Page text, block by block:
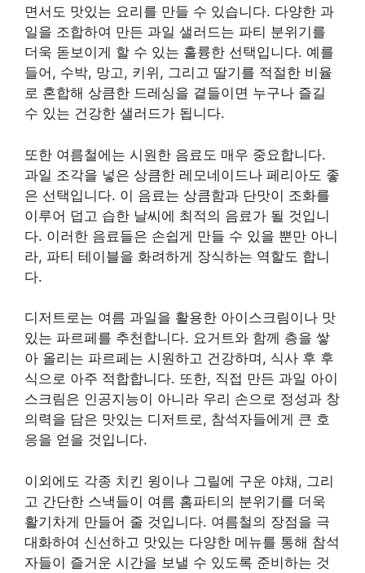
면서도 맛있는 요리를 만들 수 있습니다. 다양한 과
일을 조합하여 만든 과일 샐러드는 파티 분위기를
더욱 돋보이게 할 수 있는 훌륭한 선택입니다. 예를
들어, 수박, 망고, 키위, 그리고 딸기를 적절한 비율
로 혼합해 상큼한 드레싱을 곁들이면 누구나 즐길
수 있는 건강한 샐러드가 됩니다.
또한 여름철에는 시원한 음료도 매우 중요합니다.
과일 조각을 넣은 상큼한 레모네이드나 페리아도 좋
은 선택입니다. 이 음료는 상큼함과 단맛이 조화를
이루어 덥고 습한 날씨에 최적의 음료가 될 것입니
다. 이러한 음료들은 손쉽게 만들 수 있을 뿐만 아니
라, 파티 테이블을 화려하게 장식하는 역할도 합니
다.
디저트로는 여름 과일을 활용한 아이스크림이나 맛
있는 파르페를 추천합니다. 요거트와 함께 층을 쌓
아 올리는 파르페는 시원하고 건강하며, 식사 후 후
식으로 아주 적합합니다. 또한, 직접 만든 과일 아이
스크림은 인공지능이 아니라 우리 손으로 정성과 창
의력을 담은 맛있는 디저트로, 참석자들에게 큰 호
응을 얻을 것입니다.
이외에도 각종 치킨 윙이나 그릴에 구운 야채, 그리
고 간단한 스낵들이 여름 홈파티의 분위기를 더욱
활기차게 만들어 줄 것입니다. 여름철의 장점을 극
대화하여 신선하고 맛있는 다양한 메뉴를 통해 참석
자들이 즐거운 시간을 보낼 수 있도록 준비하는 것